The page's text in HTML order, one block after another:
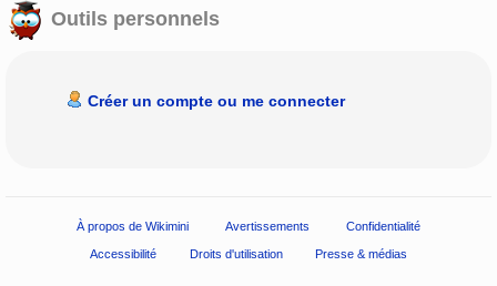
Outils personnels
Créer un compte ou me connecter
À propos de Wikimini Avertissements Confidentialité
Accessibilité Droits d'utilisation Presse & médias